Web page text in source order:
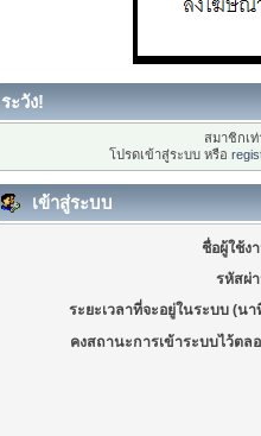
ระวัง!
สมาชิกเ
โปรดเข้าสู่ระบบ หรือ
เข้าสู่ระบบ
ชื่อผู้ใช้ง
รหัสผ่
ระยะเวลาที่จะอยู่ในระบบ (นา
คงสถานะการเข้าระบบไว้ตล